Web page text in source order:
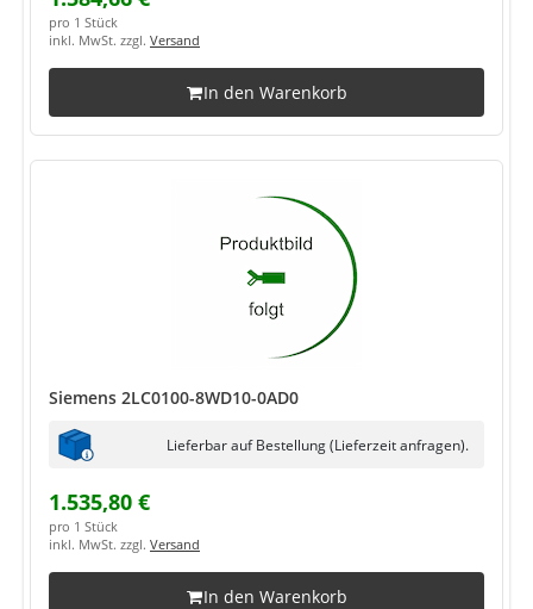
pro 1 Stück
inkl. MwSt. zzgl. Versand
In den Warenkorb
Siemens 2LC0100-8WD10-0AD0
Lieferbar auf Bestellung (Lieferzeit anfragen).
1.535,80 €
pro 1 Stück
inkl. MwSt. zzgl. Versand
In den Warenkorb